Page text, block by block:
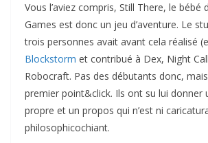
Vous l’aviez compris, Still There, le bébé
Games est donc un jeu d’aventure. Le
trois personnes avait avant cela réalisé
Blockstorm et contribué à Dex, Night
Robocraft. Pas des débutants donc, mais
premier point&click. Ils ont su lui donner
propre et un propos qui n’est ni
philosophicochiant.